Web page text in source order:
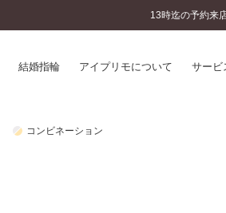
13時迄の予約来
結婚指輪 アイプリモについて サービ
コンビネーション